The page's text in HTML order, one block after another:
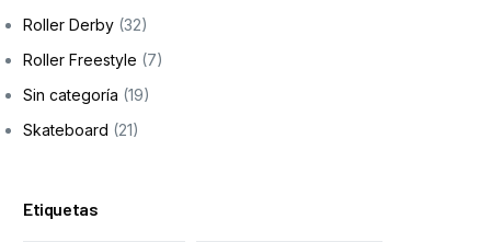
Roller Derby (32)
Roller Freestyle (7)
Sin categoría (19)
Skateboard (21)
Etiquetas